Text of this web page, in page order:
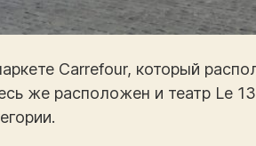
Carrefour, который
же расположен и театр Le